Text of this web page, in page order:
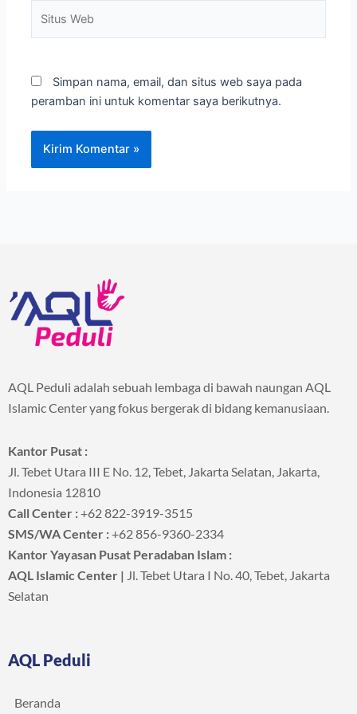
Web
Simpan nama, email, dan situs web saya pada
peramban ini untuk komentar saya berikutnya.
AQL Peduli adalah sebuah lembaga di bawah naungan AQL
Islamic Center yang fokus bergerak di bidang kemanusiaan.
Kantor Pusat :
Jl. Tebet Utara III E No. 12, Tebet, Jakarta Selatan, Jakarta,
Indonesia 12810
Call Center :+62 822-3919-3515
SMS/WA Center :+62 856-9360-2334
Kantor Yayasan Pusat Peradaban Islam :
AQL Islamic Center | Jl. Tebet Utara I No. 40, Tebet, Jakarta
Selatan
AQL Peduli
Beranda